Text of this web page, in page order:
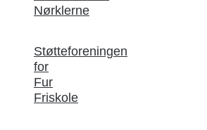
Nørklerne
Støtteforeningen
for
Fur
Friskole